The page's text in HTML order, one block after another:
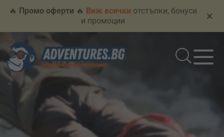
🔥 Промо оферти 🔥 Виж всички отстъпки, бонуси
и промоции
×